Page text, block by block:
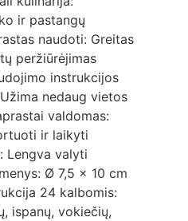
ir pastangų
naudoti: Greitas
peržiūrėjimas
instrukcijos
nedaug vietos
valdomas:
ir laikyti
Lengva valyti
Ø 7,5 x 10 cm
24 kalbomis:
ispanų, vokiečių,